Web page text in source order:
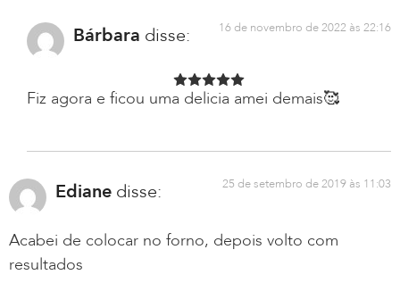
Bárbara disse: 16 de novembro de 2022 às 22:16
Fiz agora e ficou uma delicia amei demais🥰
Ediane disse: 25 de setembro de 2019 às 11:03
Acabei de colocar no forno, depois volto com
resultados